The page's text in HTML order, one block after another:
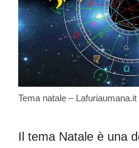
Tema natale – Lafuriaumana.it
Il tema Natale è una